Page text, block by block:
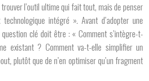
l’outil ultime qui fait tout, mais de penser
intégré ». Avant d’adopter une
clé doit être : « Comment s’intègre-t-
existant ? Comment va-t-elle simplifier un
plutôt que de n’en optimiser qu’un fragment